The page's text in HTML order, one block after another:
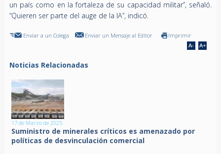
un país como en la fortaleza de su capacidad militar”, señaló.
“Quieren ser parte del auge de la IA”, indicó.
Enviar a un Colega Enviar un Mensaje al Editor Imprimir
Noticias Relacionadas
17 de Marzo de 2025
Suministro de minerales críticos es amenazado por
políticas de desvinculación comercial